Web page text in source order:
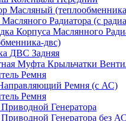
Масляный
Радиатора (с
Корпуса Маслянного
двс)
ДВС Задняя
Муфта Крыльчатки
Ремня
Ремня (с АС)
Ремня
Генератора
Генератора без АС